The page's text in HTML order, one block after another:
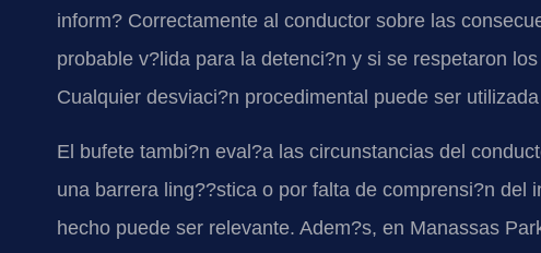
inform? Correctamente al conductor sobre las
probable v?lida para la detenci?n y si se respetaron
Cualquier desviaci?n procedimental puede ser
El bufete tambi?n eval?a las circunstancias del
una barrera ling??stica o por falta de comprensi?n del
hecho puede ser relevante. Adem?s, en Manassas